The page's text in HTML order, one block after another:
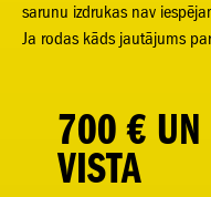
sarunu izdrukas nav
Ja rodas kāds jautājums
700 € UN
VISTA